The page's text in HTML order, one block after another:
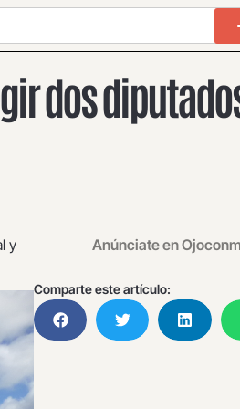
dos
y Anúnciate en
Comparte este artículo: